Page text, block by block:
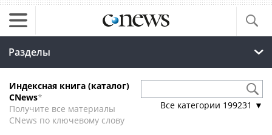
Разделы
Индексная книга (каталог)
CNews*
Получите все материалы
CNews по ключевому слову
Все категории 199231 ▼